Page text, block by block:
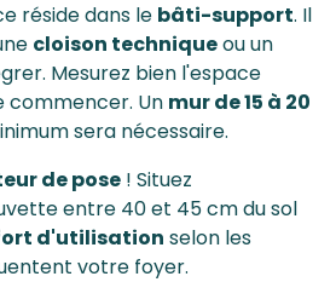
réside dans le bâti-support. Il
cloison techniqueou un
Mesurez bien l'espace
commencer. Un mur de 15 à 20
sera nécessaire.
de pose ! Situez
entre 40 et 45 cm du sol
d'utilisation selon les
votre foyer.